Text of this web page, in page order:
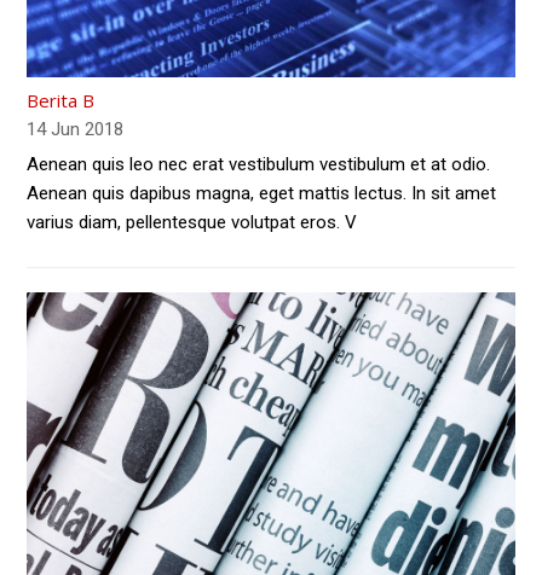
Berita B
14 Jun 2018
Aenean quis leo nec erat vestibulum vestibulum et at odio.
Aenean quis dapibus magna, eget mattis lectus. In sit amet
varius diam, pellentesque volutpat eros. V